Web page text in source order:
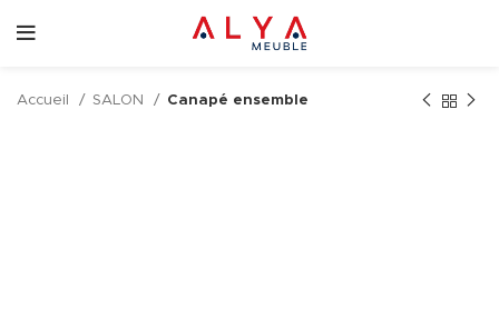
Accueil SALON Canapé ensemble